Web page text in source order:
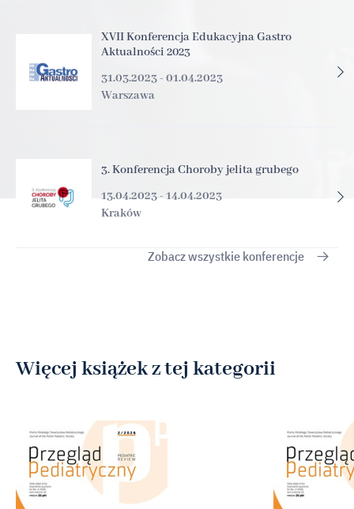
XVII Konferencja Edukacyjna Gastro
Aktualności 2023
31.03.2023 - 01.04.2023
Warszawa
3. Konferencja Choroby jelita grubego
13.04.2023 - 14.04.2023
Kraków
Zobacz wszystkie konferencje
Więcej książek z tej kategorii